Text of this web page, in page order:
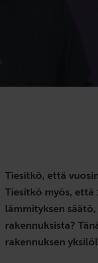
Tiesitkö, että
Tiesitkö myös,
lämmityksen
rakennuksista?
rakennuksen